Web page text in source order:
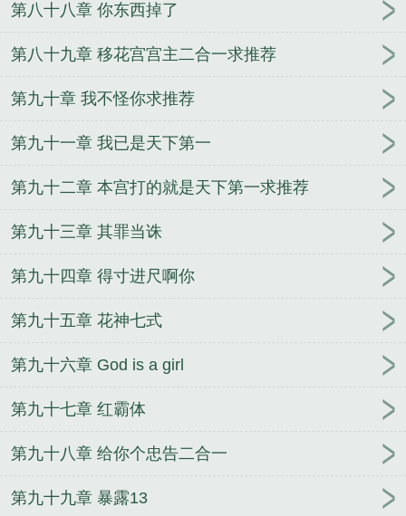
第八十八章 你东西掉了
第八十九章 移花宫宫主二合一求推荐
第九十章 我不怪你求推荐
第九十一章 我已是天下第一
第九十二章 本宫打的就是天下第一求推荐
第九十三章 其罪当诛
第九十四章 得寸进尺啊你
第九十五章 花神七式
第九十六章 God is a girl
第九十七章 红霸体
第九十八章 给你个忠告二合一
第九十九章 暴露13